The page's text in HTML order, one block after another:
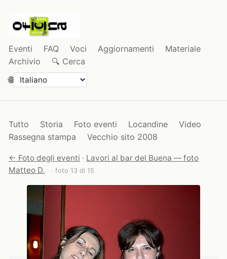
Eventi FAQ Voci Aggiornamenti
Materiale
Archivio
🔍 Cerca
🌐
Tutto Storia Foto eventi Locandine
Video
Rassegna stampa
Vecchio sito 2008
← Foto degli eventi · Lavori al bar del Buena — foto
Matteo D.
· foto 13 di 15